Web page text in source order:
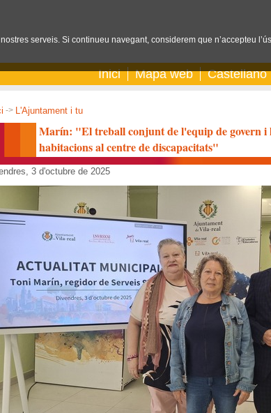
Inici Mapa web Castellano
-> L'Ajuntament i tu
Marín: "El treball conjunt de l'equip de govern i
habitacions al centre de discapacitats"
3 d'octubre de 2025
serveis. Si continueu navegant, considerem que n’accepteu l’ús.